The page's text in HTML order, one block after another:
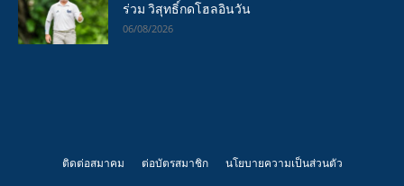
ร่วม วิสุทธิ์กดโฮลอินวัน
06/08/2026
ติดต่อสมาคม ต่อบัตรสมาชิก นโยบายความเป็นส่วนตัว